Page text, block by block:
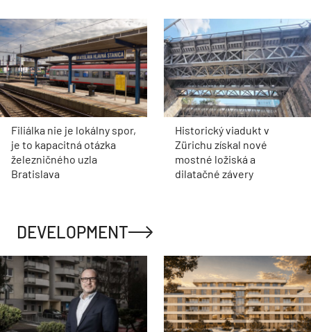
Filiálka nie je lokálny spor,
je to kapacitná otázka
železničného uzla
Bratislava
Historický viadukt v
Zürichu získal nové
mostné ložiská a
dilatačné závery
DEVELOPMENT